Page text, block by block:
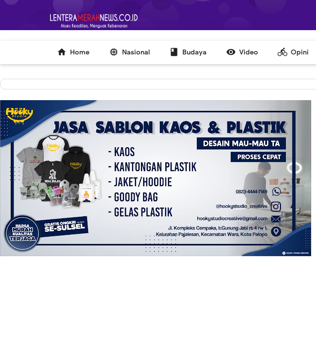
-->
 Home  Nasional  Budaya  Video directions_bike Opini